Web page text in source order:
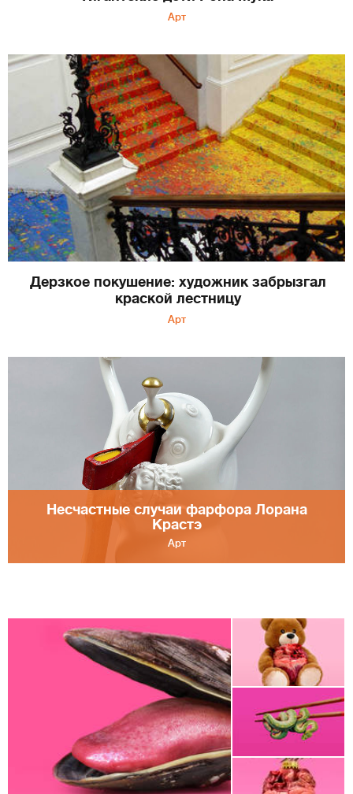
Арт
Дерзкое покушение: художник забрызгал
краской лестницу
Арт
Несчастные случаи фарфора Лорана
Крастэ
Арт